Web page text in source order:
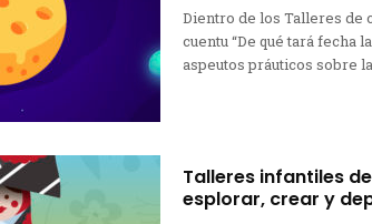
Dientro de los Talleres de
cuentu “De qué tará fecha
aspeutos práuticos sobre
Talleres infantiles
esplorar, crear y